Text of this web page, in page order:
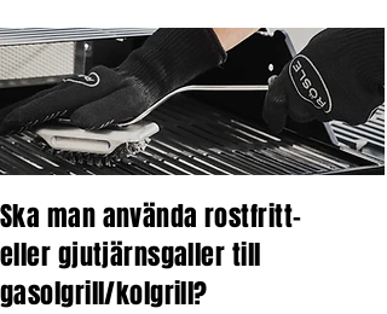
Ska man använda rostfritt-
eller gjutjärnsgaller till
gasolgrill/kolgrill?